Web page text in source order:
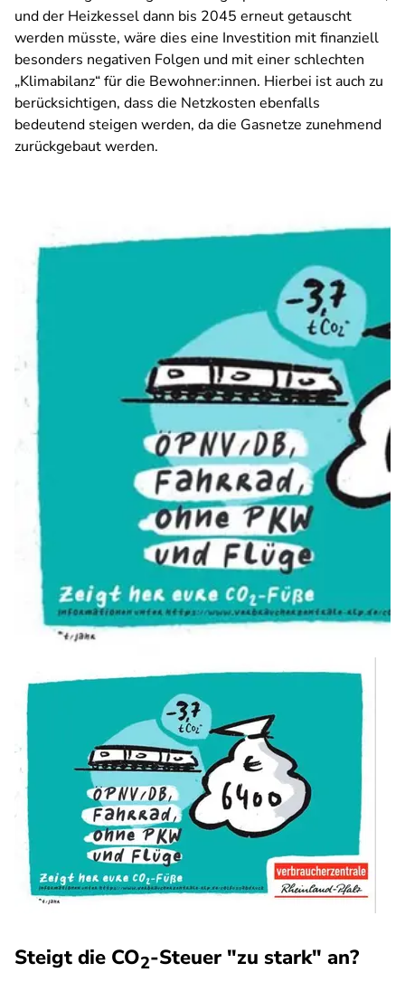
und der Heizkessel dann bis 2045 erneut getauscht
werden müsste, wäre dies eine Investition mit finanziell
besonders negativen Folgen und mit einer schlechten
„Klimabilanz“ für die Bewohner:innen. Hierbei ist auch zu
berücksichtigen, dass die Netzkosten ebenfalls
bedeutend steigen werden, da die Gasnetze zunehmend
zurückgebaut werden.
Steigt die CO2-Steuer "zu stark" an?